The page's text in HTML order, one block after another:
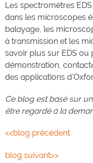
Les spectromètres
dans les microscopes
balayage, les
à transmission et les
savoir plus sur EDS ou
démonstration,
des applications
Ce blog est basé sur
être regardé à la
<<blog précédent
blog suivant>>